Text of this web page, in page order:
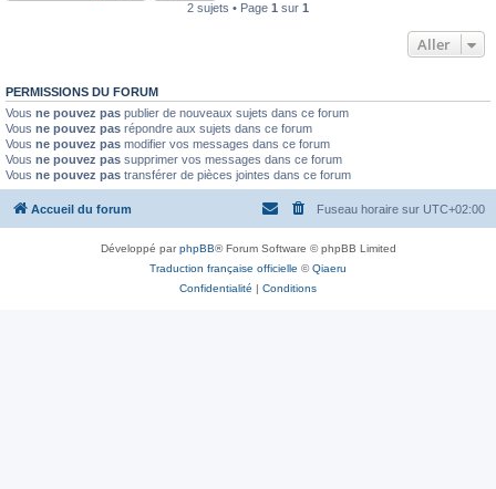
2 sujets • Page 1 sur 1
Aller
PERMISSIONS DU FORUM
Vous ne pouvez pas publier de nouveaux sujets dans ce forum
Vous ne pouvez pas répondre aux sujets dans ce forum
Vous ne pouvez pas modifier vos messages dans ce forum
Vous ne pouvez pas supprimer vos messages dans ce forum
Vous ne pouvez pas transférer de pièces jointes dans ce forum
Accueil du forum Fuseau horaire sur UTC+02:00
Développé parphpBB® Forum Software © phpBB Limited
Traduction française officielle ©Qiaeru
Confidentialité | Conditions